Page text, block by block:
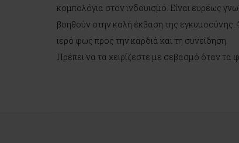
κομπολόγια στον ινδουισμό. Είναι ευρέως
βοηθούν στην καλή έκβαση της εγκυμοσύνης.
ιερό φως προς την καρδιά και τη συνείδηση.
Πρέπει να τα χειρίζεστε με σεβασμό όταν τα